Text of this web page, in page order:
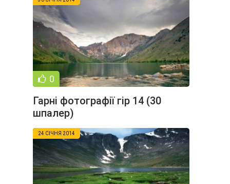
0
Гарні фотографії гір 14 (30
шпалер)
24 СІЧНЯ 2014